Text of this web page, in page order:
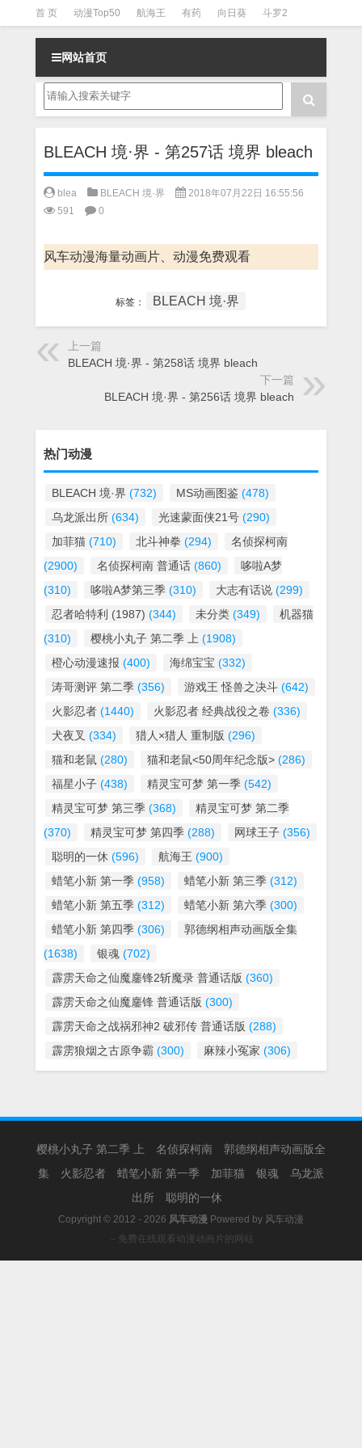
首 页 动漫Top50 航海王 有药 向日葵 斗罗2
斗罗3 火影 一拳超人 柯南 阴阳师 节目清单
网站首页
BLEACH 境·界 - 第257话 境界 bleach
blea BLEACH 境·界
2018年07月22日 16:55:56
591
0
风车动漫海量动画片、动漫免费观看
标签： BLEACH 境·界
上一篇
BLEACH 境·界 - 第258话 境界 bleach
下一篇
BLEACH 境·界 - 第256话 境界 bleach
热门动漫
BLEACH 境·界 (732) MS动画图鉴 (478)
乌龙派出所 (634) 光速蒙面侠21号 (290)
加菲猫 (710) 北斗神拳 (294)
名侦探柯南
(2900)
名侦探柯南 普通话 (860)
哆啦A梦
(310)
哆啦A梦第三季 (310) 大志有话说 (299)
忍者哈特利 (1987) (344) 未分类 (349)
机器猫
(310)
樱桃小丸子 第二季 上 (1908)
橙心动漫速报 (400) 海绵宝宝 (332)
涛哥测评 第二季 (356) 游戏王 怪兽之决斗 (642)
火影忍者 (1440) 火影忍者 经典战役之卷 (336)
犬夜叉 (334) 猎人×猎人 重制版 (296)
猫和老鼠 (280) 猫和老鼠<50周年纪念版> (286)
福星小子 (438) 精灵宝可梦 第一季 (542)
精灵宝可梦 第三季 (368)
精灵宝可梦 第二季
(370)
精灵宝可梦 第四季 (288) 网球王子 (356)
聪明的一休 (596) 航海王 (900)
蜡笔小新 第一季 (958) 蜡笔小新 第三季 (312)
蜡笔小新 第五季 (312) 蜡笔小新 第六季 (300)
蜡笔小新 第四季 (306)
郭德纲相声动画版全集
(1638)
银魂 (702)
霹雳天命之仙魔鏖锋2斩魔录 普通话版 (360)
霹雳天命之仙魔鏖锋 普通话版 (300)
霹雳天命之战祸邪神2 破邪传 普通话版 (288)
霹雳狼烟之古原争霸 (300) 麻辣小冤家 (306)
樱桃小丸子 第二季 上 名侦探柯南
郭德纲相声动画版全
集
火影忍者 蜡笔小新 第一季 加菲猫 银魂
乌龙派
出所
聪明的一休
Copyright © 2012 - 2026 风车动漫 Powered by 风车动漫
－免费在线观看动漫动画片的网站